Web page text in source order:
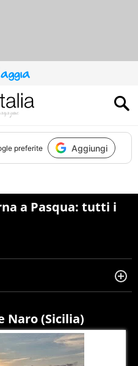
QUESTO
SITO
CONTRIBUISCE
ALL’AUDIENCE
DI
preferite Aggiungi
a Pasqua: tutti i
di belle storie e di
su ciò che accade
Naro (Sicilia)